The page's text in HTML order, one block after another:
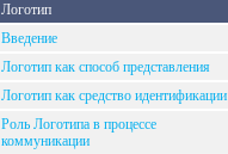
Логотип
Введение
Логотип как способ представления
Логотип как средство идентификации
Роль Логотипа в процессе
коммуникации